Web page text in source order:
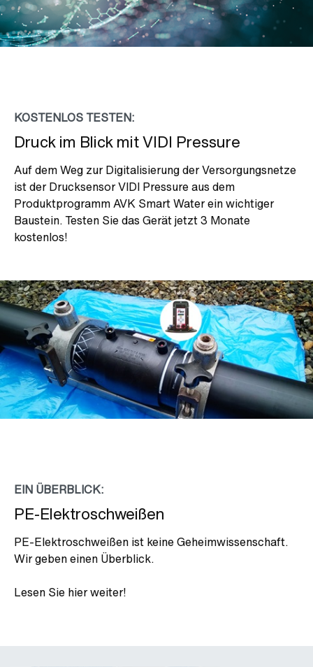
KOSTENLOS TESTEN:
Druck im Blick mit VIDI Pressure
Auf dem Weg zur Digitalisierung der Versorgungsnetze
ist der Drucksensor VIDI Pressure aus dem
Produktprogramm AVK Smart Water ein wichtiger
Baustein. Testen Sie das Gerät jetzt 3 Monate
kostenlos!
EIN ÜBERBLICK:
PE-Elektroschweißen
PE-Elektroschweißen ist keine Geheimwissenschaft.
Wir geben einen Überblick.
Lesen Sie hier weiter!